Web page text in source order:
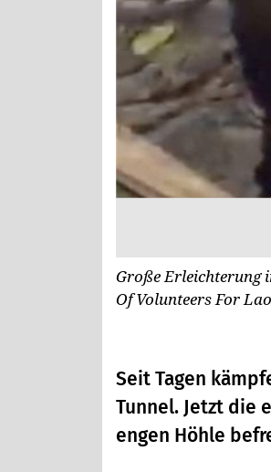
Große Erleichterung
Of Volunteers For
Seit Tagen
Tunnel. Jetzt die
engen Höhle